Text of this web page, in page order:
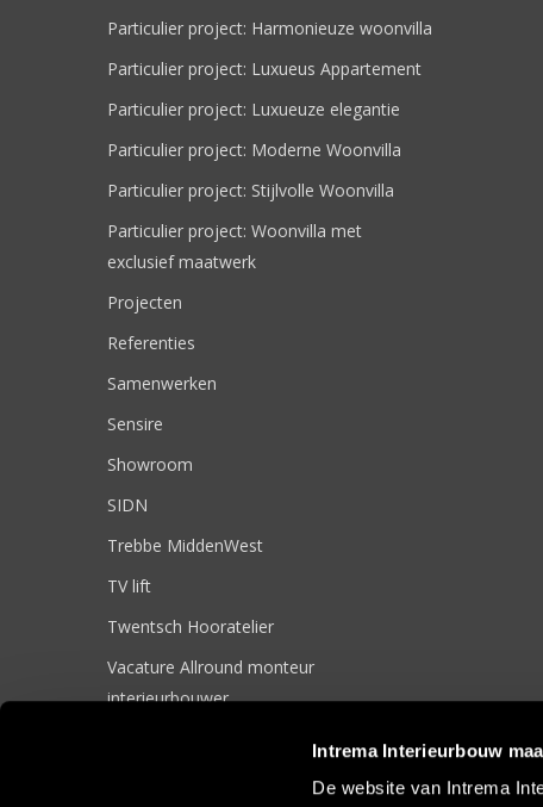
Intrema Interieurbouw
De website van Intrema
Particulier project: Harmonieuze woonvilla
Particulier project: Luxueus Appartement
Particulier project: Luxueuze elegantie
Particulier project: Moderne Woonvilla
Particulier project: Stijlvolle Woonvilla
Particulier project: Woonvilla met
exclusief maatwerk
Projecten
Referenties
Samenwerken
Sensire
Showroom
SIDN
Trebbe MiddenWest
TV lift
Twentsch Hooratelier
Vacature Allround monteur
interieurbouwer